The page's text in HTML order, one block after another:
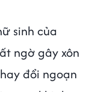
sinh của
ngờ gây xôn
đổi ngoạn